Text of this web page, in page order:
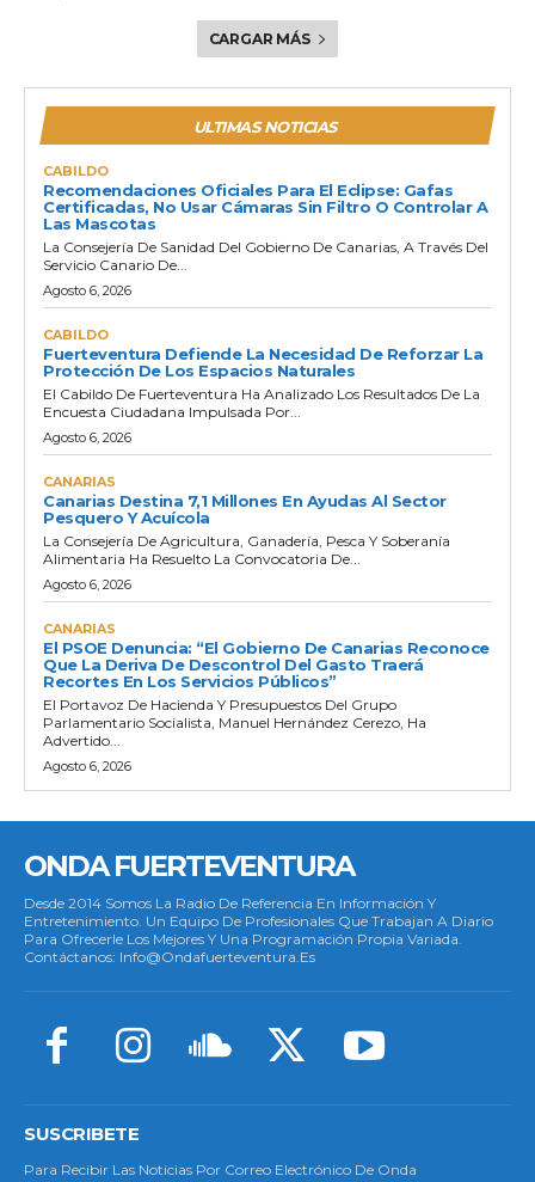
CARGAR MÁS
ULTIMAS NOTICIAS
CABILDO
Recomendaciones Oficiales Para El Eclipse: Gafas
Certificadas, No Usar Cámaras Sin Filtro O Controlar A
Las Mascotas
La Consejería De Sanidad Del Gobierno De Canarias, A Través Del
Servicio Canario De...
Agosto 6, 2026
CABILDO
Fuerteventura Defiende La Necesidad De Reforzar La
Protección De Los Espacios Naturales
El Cabildo De Fuerteventura Ha Analizado Los Resultados De La
Encuesta Ciudadana Impulsada Por...
Agosto 6, 2026
CANARIAS
Canarias Destina 7,1 Millones En Ayudas Al Sector
Pesquero Y Acuícola
La Consejería De Agricultura, Ganadería, Pesca Y Soberanía
Alimentaria Ha Resuelto La Convocatoria De...
Agosto 6, 2026
CANARIAS
El PSOE Denuncia: “El Gobierno De Canarias Reconoce
Que La Deriva De Descontrol Del Gasto Traerá
Recortes En Los Servicios Públicos”
El Portavoz De Hacienda Y Presupuestos Del Grupo
Parlamentario Socialista, Manuel Hernández Cerezo, Ha
Advertido...
Agosto 6, 2026
ONDA FUERTEVENTURA
Desde 2014 Somos La Radio De Referencia En Información Y
Entretenimiento. Un Equipo De Profesionales Que Trabajan A Diario
Para Ofrecerle Los Mejores Y Una Programación Propia Variada.
Contáctanos: Info@ondafuerteventura.es
SUSCRIBETE
Para Recibir Las Noticias Por Correo Electrónico De Onda